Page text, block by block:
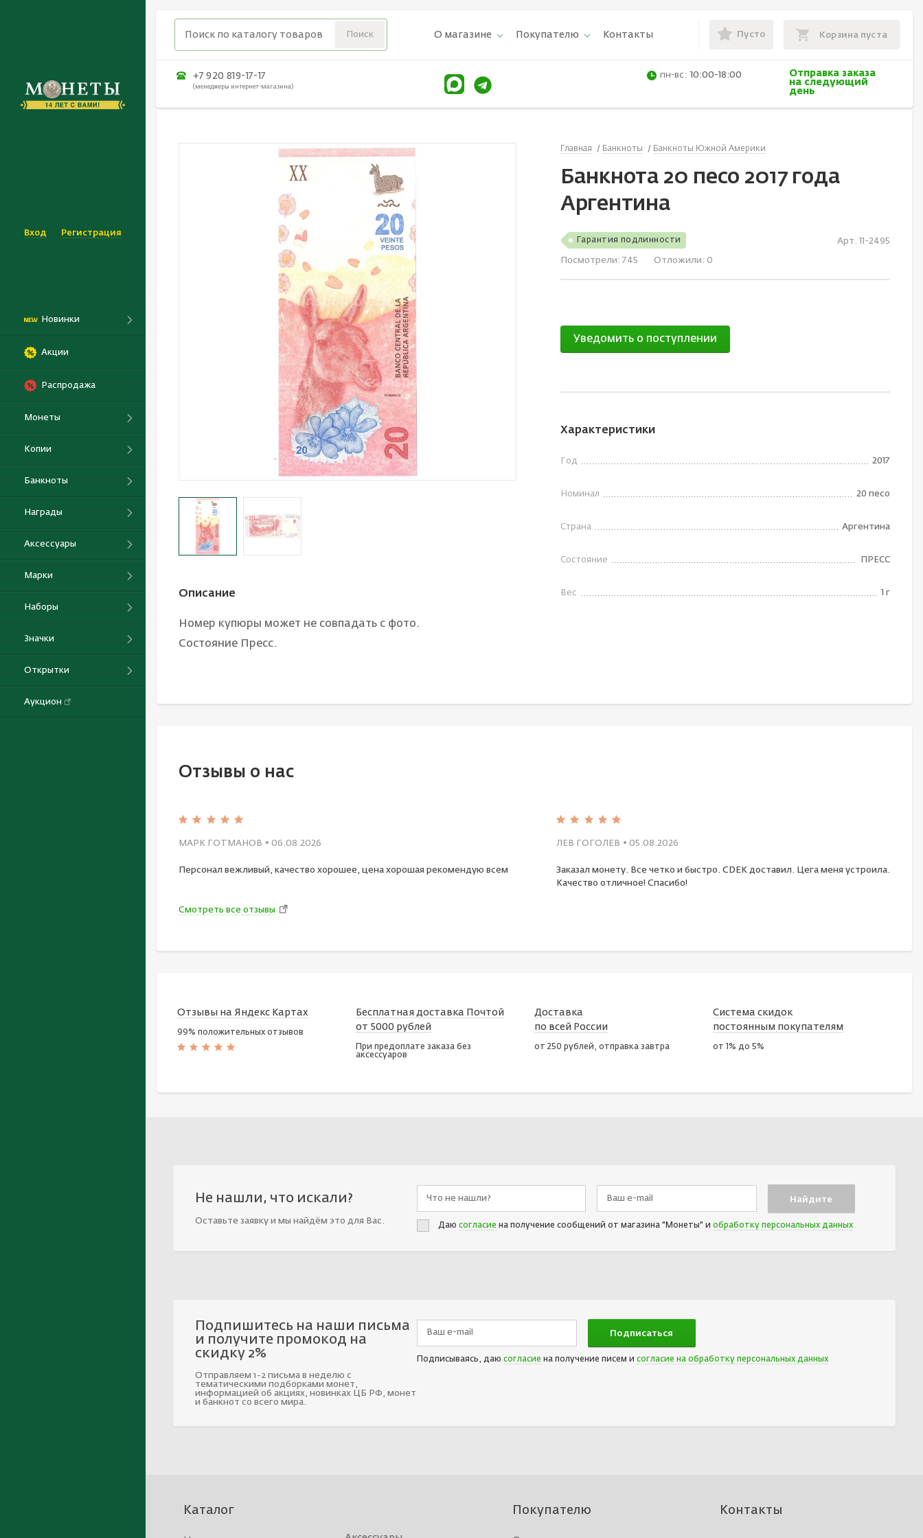
Вход Регистрация
Новинки
Акции
Распродажа
Монеты
Копии
Банкноты
Награды
Аксессуары
Марки
Наборы
Значки
Открытки
Аукцион
О магазине Покупателю Контакты Пусто Корзина пуста
+7 920 819-17-17
(менеджеры интернет-магазина)
пн-вс: 10:00-18:00
Отправка заказа
на следующий
день
Описание
Номер купюры может не совпадать с фото.
Состояние Пресс.
Главная Банкноты Банкноты Южной Америки
Банкнота 20 песо 2017 года
Аргентина
Гарантия подлинности Арт. 11-2495
Посмотрели: 745 Отложили: 0
Уведомить о поступлении
Характеристики
Год 2017
Номинал 20 песо
Страна Аргентина
Состояние ПРЕСС
Вес 1 г
Отзывы о нас
МАРК ГОТМАНОВ • 06.08.2026
Персонал вежливый, качество хорошее, цена хорошая рекомендую всем
ЛЕВ ГОГОЛЕВ • 05.08.2026
Заказал монету. Все четко и быстро. CDEK доставил. Цега меня устроила.
Качество отличное! Спасибо!
Смотреть все отзывы
Отзывы на Яндекс Картах
99% положительных отзывов
Бесплатная доставка Почтой
от 5000 рублей
При предоплате заказа без
аксессуаров
Доставка
по всей России
от 250 рублей, отправка завтра
Система скидок
постоянным покупателям
от 1% до 5%
Не нашли, что искали?
Оставьте заявку и мы найдём это для Вас.
Даю согласие на получение сообщений от магазина "Монеты" и обработку персональных данных
Подпишитесь на наши письма
и получите промокод на
скидку 2%
Отправляем 1-2 письма в неделю с
тематическими подборками монет,
информацией об акциях, новинках ЦБ РФ, монет
и банкнот со всего мира.
Подписываясь, даю согласие на получение писем и согласие на обработку персональных данных
Каталог Покупателю Контакты